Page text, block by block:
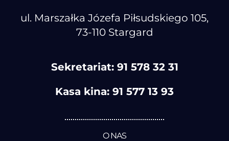
ul. Marszałka Józefa Piłsudskiego 105,
73-110 Stargard
Sekretariat: 91 578 32 31
Kasa kina: 91 577 13 93
O NAS